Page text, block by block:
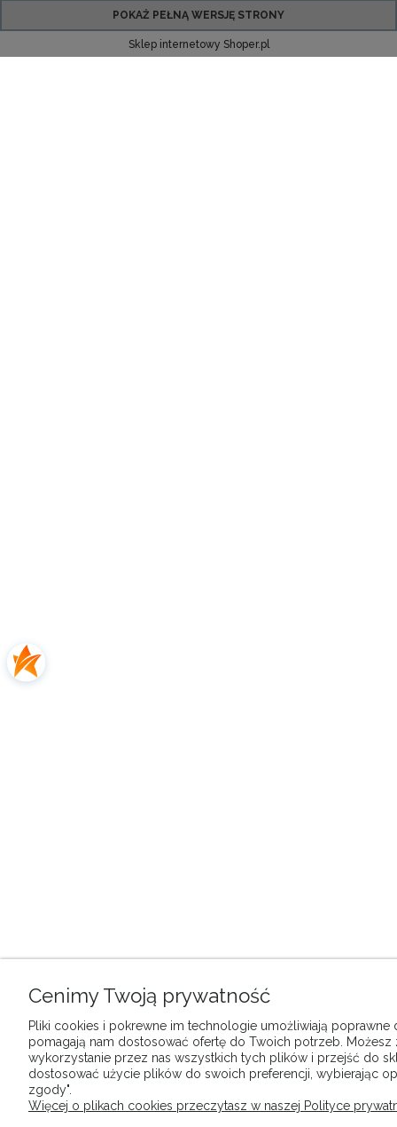
POKAŻ PEŁNĄ WERSJĘ STRONY
Sklep internetowy Shoper.pl
Cenimy Twoją prywatność
Pliki cookies i pokrewne im technologie umożliwiają poprawne
pomagają nam dostosować ofertę do Twoich potrzeb. Możesz
wykorzystanie przez nas wszystkich tych plików i przejść do
dostosować użycie plików do swoich preferencji, wybierając
zgody".
Więcej o plikach cookies przeczytasz w naszej Polityce